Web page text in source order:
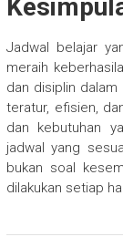
Jadwal belajar
meraih
dan disiplin dalam
teratur, efisien,
dan kebutuhan
jadwal yang
bukan soal
dilakukan setiap